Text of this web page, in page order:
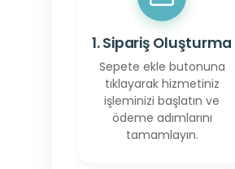
1. Sipariş Oluşturma
Sepete ekle butonuna
tıklayarak hizmetiniz
işleminizi başlatın ve
ödeme adımlarını
tamamlayın.